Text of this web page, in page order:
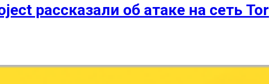
рассказали об атаке на сеть Tor